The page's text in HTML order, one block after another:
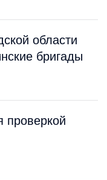
области
бригады
проверкой